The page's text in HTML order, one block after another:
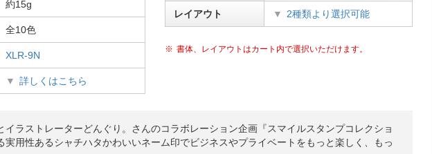
約15g
全10色
XLR-9N
詳しくはこちら
レイアウト 2種類より選択可能
書体、レイアウトはカート内で選択いただけます。
イラストレーターどんぐり。さんのコラボレーション企画『スマイルスタンプコレクショ
実用性あるシャチハタかわいいネーム印でビジネスやプライベートをもっと楽しく、もっ